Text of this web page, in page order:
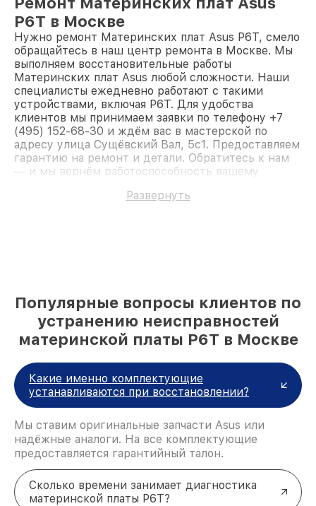
P6T в Москве
Нужно ремонт Материнских плат Asus P6T, смело
обращайтесь в наш центр ремонта в Москве. Мы
выполняем восстановительные работы
Материнских плат Asus любой сложности. Наши
специалисты ежедневно работают с такими
устройствами, включая P6T. Для удобства
клиентов мы принимаем заявки по телефону +7
(495) 152-68-30 и ждём вас в мастерской по
адресу улица Сущёвский Вал, 5с1. Предоставляем
гарантию на ремонт и детали. Обратитесь к нам
— и мы вернём работоспособность вашему
Развернуть
Популярные вопросы клиентов по
устранению неисправностей
материнской платы P6T в Москве
Какие именно комплектующие
устанавливаются при восстановлении?
Мы ставим оригинальные запчасти Asus или
надёжные аналоги. На все комплектующие
предоставляется гарантийный талон.
Сколько времени занимает диагностика
материнской платы P6T?